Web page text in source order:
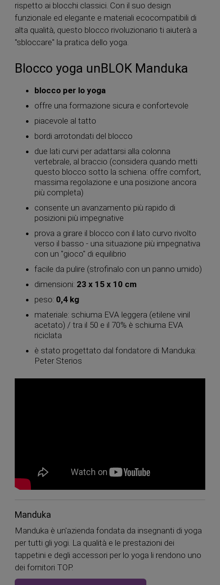
rispetto ai blocchi classici. Con il suo design
funzionale ed elegante e materiali ecocompatibili di
alta qualità, questo blocco rivoluzionario ti aiuterà a
"sbloccare" la pratica dello yoga.
Blocco yoga unBLOK Manduka
blocco per lo yoga
offre una formazione sicura e confortevole
piacevole al tatto
bordi arrotondati del blocco
due lati curvi per adattarsi alla colonna
vertebrale, al braccio (considera quando metti
questo blocco sotto la schiena: offre comfort,
massima regolazione e una posizione ancora
più completa)
consente un avanzamento più rapido di
posizioni più impegnative
prova a girare il blocco con il lato curvo rivolto
verso il basso - una situazione più impegnativa
con un "gioco" di equilibrio
facile da pulire (strofinalo con un panno umido)
dimensioni: 23 x 15 x 10 cm
peso: 0,4 kg
materiale: schiuma EVA leggera (etilene vinil
acetato) / tra il 50 e il 70% è schiuma EVA
riciclata
è stato progettato dal fondatore di Manduka:
Peter Sterios
Manduka
Manduka è un'azienda fondata da insegnanti di yoga
per tutti gli yogi. La qualità e le prestazioni dei
tappetini e degli accessori per lo yoga li rendono uno
dei fornitori TOP.